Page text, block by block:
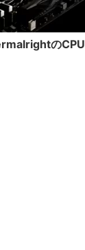
のCPU